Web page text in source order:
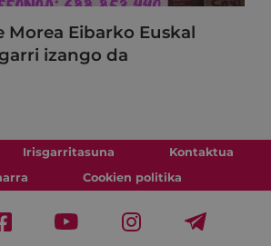
Morea Eibarko Euskal
izango da
Irisgarritasuna
Kontaktua
Cookien politika